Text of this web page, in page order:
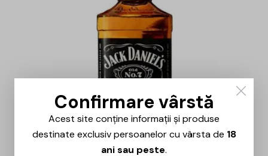
Confirmare vârstă
Acest site conține informații și produse
destinate exclusiv persoanelor cu vârsta de 18
ani sau peste.